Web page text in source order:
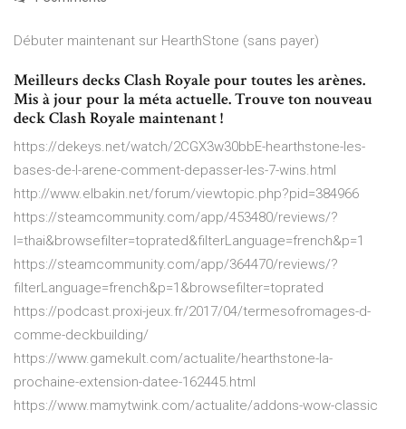
Débuter maintenant sur HearthStone (sans payer)
Meilleurs decks Clash Royale pour toutes les arènes.
Mis à jour pour la méta actuelle. Trouve ton nouveau
deck Clash Royale maintenant !
https://dekeys.net/watch/2CGX3w30bbE-hearthstone-les-
bases-de-l-arene-comment-depasser-les-7-wins.html
http://www.elbakin.net/forum/viewtopic.php?pid=384966
https://steamcommunity.com/app/453480/reviews/?
l=thai&browsefilter=toprated&filterLanguage=french&p=1
https://steamcommunity.com/app/364470/reviews/?
filterLanguage=french&p=1&browsefilter=toprated
https://podcast.proxi-jeux.fr/2017/04/termesofromages-d-
comme-deckbuilding/
https://www.gamekult.com/actualite/hearthstone-la-
prochaine-extension-datee-162445.html
https://www.mamytwink.com/actualite/addons-wow-classic